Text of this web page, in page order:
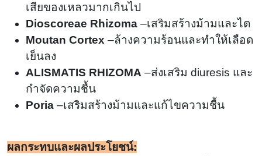
เสียของเหลวมากเกินไป
Dioscoreae Rhizoma –เสริมสร้างม้ามและไต
Moutan Cortex –ล้างความร้อนและทำให้เลือด
เย็นลง
ALISMATIS RHIZOMA –ส่งเสริม diuresis และ
กำจัดความชื้น
Poria –เสริมสร้างม้ามและแก้ไขความชื้น
ผลกระทบและผลประโยชน์: